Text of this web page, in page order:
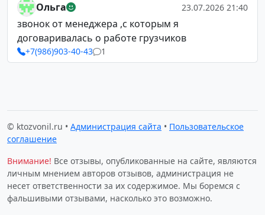
Ольга 23.07.2026 21:40
звонок от менеджера ,с которым я
договаривалась о работе грузчиков
+7(986)903-40-43 1
© ktozvonil.ru • Администрация сайта • Пользовательское
соглашение
Внимание! Все отзывы, опубликованные на сайте, являются
личным мнением авторов отзывов, администрация не
несет ответственности за их содержимое. Мы боремся с
фальшивыми отзывами, насколько это возможно.